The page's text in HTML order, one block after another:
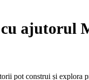
cu ajutorul
pot construi și